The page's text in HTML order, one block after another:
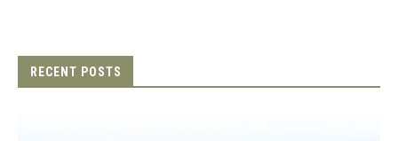
RECENT POSTS